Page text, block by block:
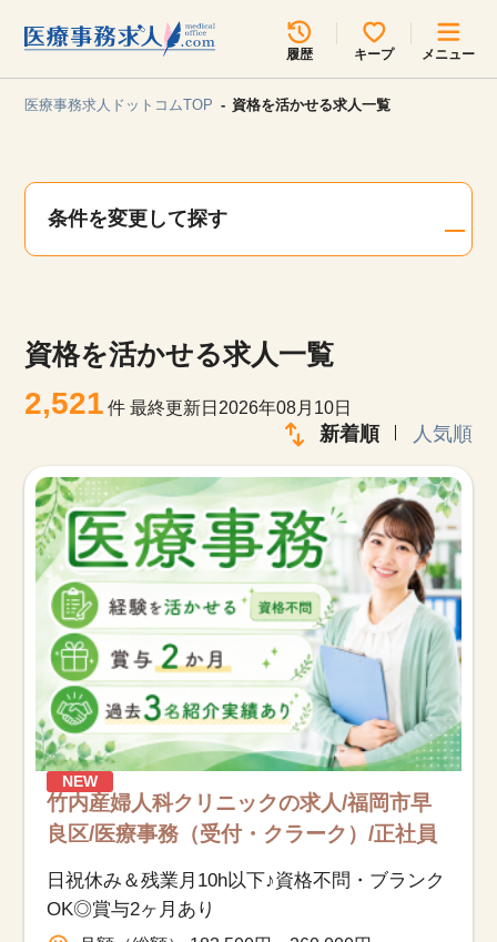
履歴 キープ メニュー
見学会・イベント情報
よくあるご質問
お知らせ
医療事務求人ドットコムとは
サイトの使い方
就職サポート
人材をお探しの医療機関・企業様
運営会社
医療事務求人ドットコムTOP 資格を活かせる求人一覧
条件を変更して探す
資格を活かせる求人一覧
2,521 件最終更新日2026年08月10日
新着順 人気順
NEW
竹内産婦人科クリニックの求人/福岡市早
良区/医療事務（受付・クラーク）/正社員
日祝休み＆残業月10h以下♪資格不問・ブランク
OK◎賞与2ヶ月あり
所在地のエリアを選択してください
各支店担当よりご連絡させていただきます。
関東
甲信越・北陸 中国・四国